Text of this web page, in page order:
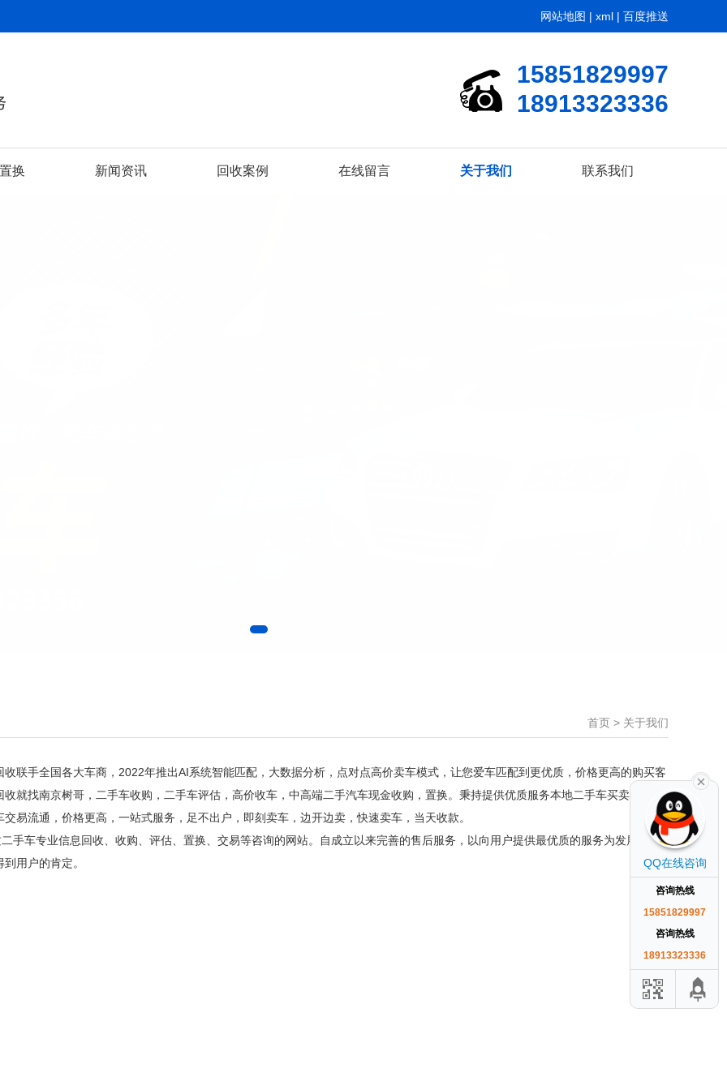
网站地图 | xml | 百度推送
15851829997
18913323336
换 新闻资讯 回收案例 在线留言 关于我们 联系我们
首页 > 关于我们
收联手全国各大车商，2022年推出AI系统智能匹配，大数据分析，点对点高价卖车模式，让您爱车匹配到更优质，价格更高的购买客
收就找南京树哥，二手车收购，二手车评估，高价收车，中高端二手汽车现金收购，置换。秉持提供优质服务本地二手车买卖，辐射
易流通，价格更高，一站式服务，足不出户，即刻卖车，边开边卖，快速卖车，当天收款。
车专业信息回收、收购、评估、置换、交易等咨询的网站。自成立以来完善的售后服务，以向用户提供最优质的服务为发展基
用户的肯定。
QQ在线咨询
咨询热线
15851829997
咨询热线
18913323336